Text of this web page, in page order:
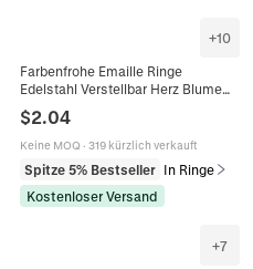
+10
Farbenfrohe Emaille Ringe
Edelstahl Verstellbar Herz Blume
Stern Form Zierlicher Schmuck
Geschenk Für Damen
$2.04
Keine MOQ · 319 kürzlich verkauft
Spitze 5% Bestseller In Ringe
Kostenloser Versand
+7